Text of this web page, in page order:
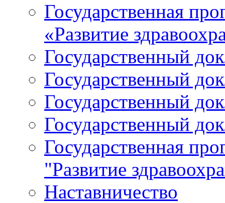
Государственная
«Развитие
Государственный
Государственный
Государственный
Государственный
Государственная
"Развитие
Наставничество